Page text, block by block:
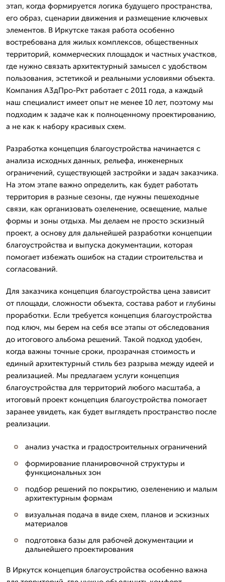
этап, когда формируется логика будущего пространства,
его образ, сценарии движения и размещение ключевых
элементов. В Иркутске такая работа особенно
востребована для жилых комплексов, общественных
территорий, коммерческих площадок и частных участков,
где нужно связать архитектурный замысел с удобством
пользования, эстетикой и реальными условиями объекта.
Компания А3дПро-Ркт работает с 2011 года, а каждый
наш специалист имеет опыт не менее 10 лет, поэтому мы
подходим к задаче как к полноценному проектированию,
а не как к набору красивых схем.
Разработка концепция благоустройства начинается с
анализа исходных данных, рельефа, инженерных
ограничений, существующей застройки и задач заказчика.
На этом этапе важно определить, как будет работать
территория в разные сезоны, где нужны пешеходные
связи, как организовать озеленение, освещение, малые
формы и зоны отдыха. Мы делаем не просто эскизный
проект, а основу для дальнейшей разработки концепции
благоустройства и выпуска документации, которая
помогает избежать ошибок на стадии строительства и
согласований.
Для заказчика концепция благоустройства цена зависит
от площади, сложности объекта, состава работ и глубины
проработки. Если требуется концепция благоустройства
под ключ, мы берем на себя все этапы от обследования
до итогового альбома решений. Такой подход удобен,
когда важны точные сроки, прозрачная стоимость и
единый архитектурный стиль без разрыва между идеей и
реализацией. Мы предлагаем услуги концепция
благоустройства для территорий любого масштаба, а
итоговый проект концепция благоустройства помогает
заранее увидеть, как будет выглядеть пространство после
реализации.
анализ участка и градостроительных ограничений
формирование планировочной структуры и
функциональных зон
подбор решений по покрытию, озеленению и малым
архитектурным формам
визуальная подача в виде схем, планов и эскизных
материалов
подготовка базы для рабочей документации и
дальнейшего проектирования
В Иркутск концепция благоустройства особенно важна